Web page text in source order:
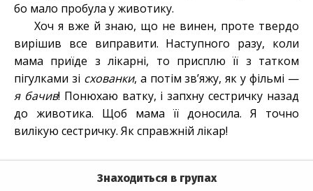
бо мало пробула у животику.
Хоч я вже й знаю, що не винен, проте твердо
вирішив все виправити. Наступного разу, коли
мама приїде з лікарні, то присплю її з татком
пігулками зі схованки, а потім зв’яжу, як у фільмі —
я бачив! Понюхаю ватку, і запхну сестричку назад
до животика. Щоб мама її доносила. Я точно
вилікую сестричку. Як справжній лікар!
Знаходиться в групах